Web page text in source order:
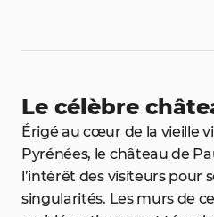
Le célèbre
Érigé au cœur de la vieille
Pyrénées, le château de
l’intérêt des visiteurs pour
singularités. Les murs de